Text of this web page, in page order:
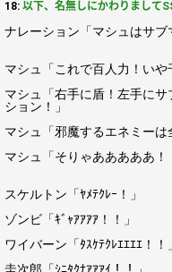
18: 以下、名無しにかわりまして
ナレーション「マシュはサブ
マシュ「これで百人力！いや
マシュ「右手に盾！左手に
ション！」
マシュ「邪魔するエネミーは
マシュ「そりゃあああああ！
スケルトン「ﾔﾒﾃｸﾚｰ！」
ゾンビ「ｷﾞｬｱｱｱｱ！！」
ワイバーン「ﾀｽｹﾃｸﾚｴｴｴｴ！！」